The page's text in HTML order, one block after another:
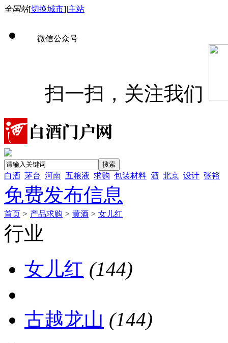
全国站[切换城市]|主站
微信公众号
扫一扫，关注我们
白酒 茅台 河南 五粮液 求购 包装材料 酒 北京 设计 张裕
免费发布信息
首页 > 产品求购 > 黄酒 > 女儿红
行业
女儿红 (144)
古越龙山 (144)